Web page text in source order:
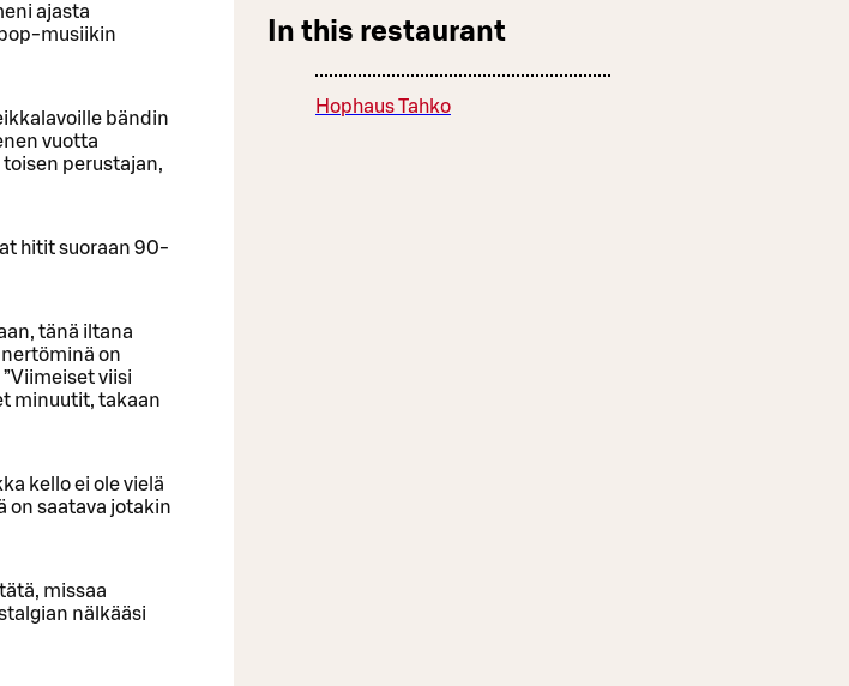
ajasta
musiikin
bändin
vuotta
toisen perustajan,
hitit suoraan 90-
tänä iltana
on
viisi
minuutit, takaan
kello ei ole vielä
on saatava jotakin
missaa
nälkääsi
In this restaurant
Hophaus Tahko